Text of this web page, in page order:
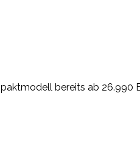
bereits ab 26.990